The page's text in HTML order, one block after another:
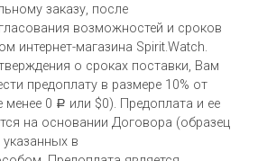
заказу, после
возможностей и сроков
интернет-магазина Spirit.Watch.
о сроках поставки, Вам
предоплату в размере 10% от
менее 0 Р или $0). Предоплата и ее
на основании Договора (образец
в